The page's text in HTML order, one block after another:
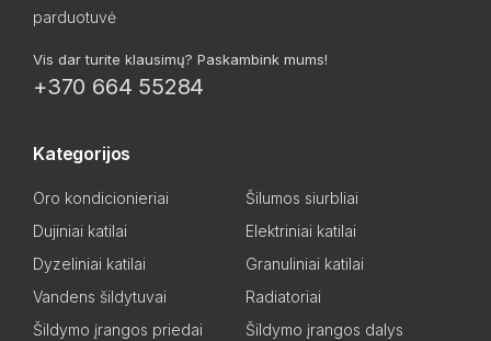
parduotuvė
Vis dar turite klausimų? Paskambink mums!
+370 664 55284
Kategorijos
Oro kondicionieriai
Šilumos siurbliai
Dujiniai katilai
Elektriniai katilai
Dyzeliniai katilai
Granuliniai katilai
Vandens šildytuvai
Radiatoriai
Šildymo įrangos priedai
Šildymo įrangos dalys